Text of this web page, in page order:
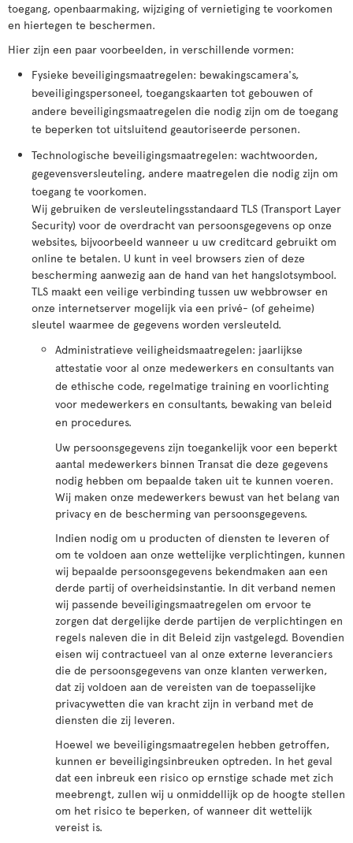
toegang, openbaarmaking, wijziging of vernietiging te voorkomen
en hiertegen te beschermen.
Hier zijn een paar voorbeelden, in verschillende vormen:
Fysieke beveiligingsmaatregelen: bewakingscamera's,
beveiligingspersoneel, toegangskaarten tot gebouwen of
andere beveiligingsmaatregelen die nodig zijn om de toegang
te beperken tot uitsluitend geautoriseerde personen.
Technologische beveiligingsmaatregelen: wachtwoorden,
gegevensversleuteling, andere maatregelen die nodig zijn om
toegang te voorkomen.
Wij gebruiken de versleutelingsstandaard TLS (Transport Layer
Security) voor de overdracht van persoonsgegevens op onze
websites, bijvoorbeeld wanneer u uw creditcard gebruikt om
online te betalen. U kunt in veel browsers zien of deze
bescherming aanwezig aan de hand van het hangslotsymbool.
TLS maakt een veilige verbinding tussen uw webbrowser en
onze internetserver mogelijk via een privé- (of geheime)
sleutel waarmee de gegevens worden versleuteld.
Administratieve veiligheidsmaatregelen: jaarlijkse
attestatie voor al onze medewerkers en consultants van
de ethische code, regelmatige training en voorlichting
voor medewerkers en consultants, bewaking van beleid
en procedures.
Uw persoonsgegevens zijn toegankelijk voor een beperkt
aantal medewerkers binnen Transat die deze gegevens
nodig hebben om bepaalde taken uit te kunnen voeren.
Wij maken onze medewerkers bewust van het belang van
privacy en de bescherming van persoonsgegevens.
Indien nodig om u producten of diensten te leveren of
om te voldoen aan onze wettelijke verplichtingen, kunnen
wij bepaalde persoonsgegevens bekendmaken aan een
derde partij of overheidsinstantie. In dit verband nemen
wij passende beveiligingsmaatregelen om ervoor te
zorgen dat dergelijke derde partijen de verplichtingen en
regels naleven die in dit Beleid zijn vastgelegd. Bovendien
eisen wij contractueel van al onze externe leveranciers
die de persoonsgegevens van onze klanten verwerken,
dat zij voldoen aan de vereisten van de toepasselijke
privacywetten die van kracht zijn in verband met de
diensten die zij leveren.
Hoewel we beveiligingsmaatregelen hebben getroffen,
kunnen er beveiligingsinbreuken optreden. In het geval
dat een inbreuk een risico op ernstige schade met zich
meebrengt, zullen wij u onmiddellijk op de hoogte stellen
om het risico te beperken, of wanneer dit wettelijk
vereist is.